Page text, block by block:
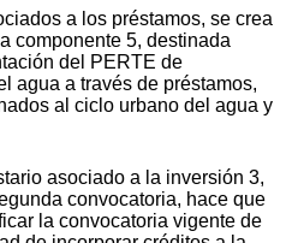
a los préstamos, se crea
componente 5, destinada
del PERTE de
agua a través de préstamos,
al ciclo urbano del agua y
asociado a la inversión 3,
convocatoria, hace que
la convocatoria vigente de